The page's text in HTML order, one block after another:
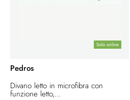
Solo online
Pedros
Divano letto in microfibra con
funzione letto,...